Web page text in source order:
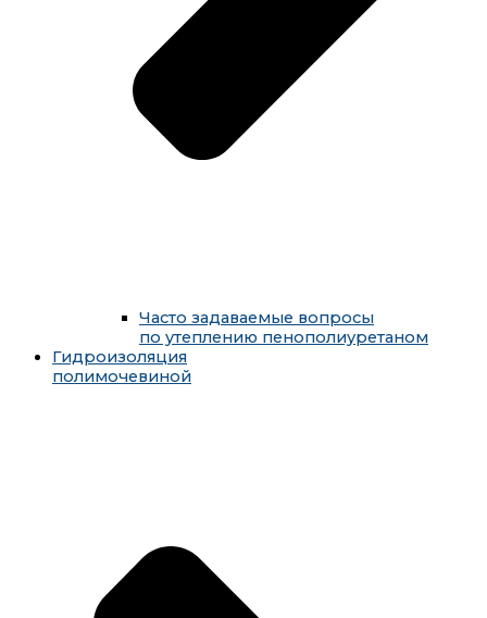
Часто задаваемые вопросы
по утеплению пенополиуретаном
Гидроизоляция
полимочевиной